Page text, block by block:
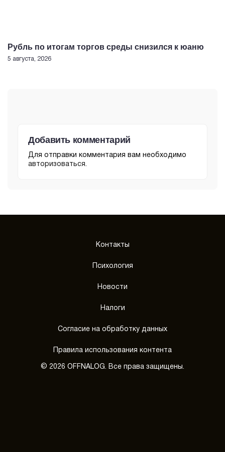
Рубль по итогам торгов среды снизился к юаню
5 августа, 2026
Добавить комментарий
Для отправки комментария вам необходимо
авторизоваться
Контакты
Психология
Новости
Налоги
Согласие на обработку данных
Правила использования контента
© 2026 OFFNALOG. Все права защищены.